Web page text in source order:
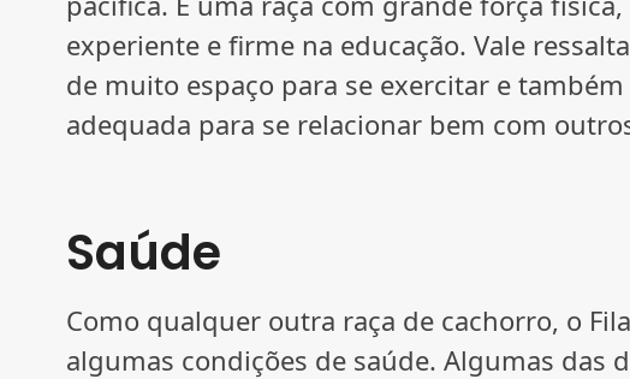
experiente e firme na educação. Vale
de muito espaço para se exercitar e
adequada para se relacionar bem com
Saúde
Como qualquer outra raça de cachorro, o
algumas condições de saúde. Algumas das